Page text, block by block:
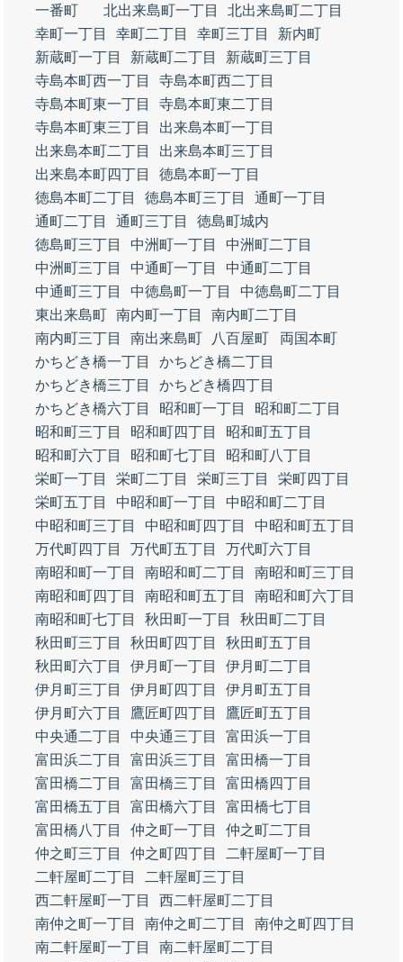
一番町 北出来島町一丁目
北出来島町二丁目
幸町一丁目
幸町二丁目 幸町三丁目
新内町
新蔵町一丁目
新蔵町二丁目
新蔵町三丁目
寺島本町西一丁目
寺島本町西二丁目
寺島本町東一丁目
寺島本町東二丁目
寺島本町東三丁目
出来島本町一丁目
出来島本町二丁目
出来島本町三丁目
出来島本町四丁目
徳島本町一丁目
徳島本町二丁目
徳島本町三丁目
通町一丁目
通町二丁目
通町三丁目
徳島町城内
徳島町三丁目
中洲町一丁目
中洲町二丁目
中洲町三丁目
中通町一丁目
中通町二丁目
中通町三丁目
中徳島町一丁目
中徳島町二丁目
東出来島町 南内町一丁目
南内町二丁目
南内町三丁目
南出来島町 八百屋町
両国本町
かちどき橋一丁目
かちどき橋二丁目
かちどき橋三丁目
かちどき橋四丁目
かちどき橋六丁目
昭和町一丁目
昭和町二丁目
昭和町三丁目
昭和町四丁目
昭和町五丁目
昭和町六丁目
昭和町七丁目
昭和町八丁目
栄町一丁目
栄町二丁目 栄町三丁目
栄町四丁目
栄町五丁目
中昭和町一丁目
中昭和町二丁目
中昭和町三丁目
中昭和町四丁目
中昭和町五丁目
万代町四丁目
万代町五丁目
万代町六丁目
南昭和町一丁目
南昭和町二丁目
南昭和町三丁目
南昭和町四丁目
南昭和町五丁目
南昭和町六丁目
南昭和町七丁目
秋田町一丁目
秋田町二丁目
秋田町三丁目
秋田町四丁目
秋田町五丁目
秋田町六丁目
伊月町一丁目
伊月町二丁目
伊月町三丁目
伊月町四丁目
伊月町五丁目
伊月町六丁目
鷹匠町四丁目
鷹匠町五丁目
中央通二丁目
中央通三丁目
富田浜一丁目
富田浜二丁目
富田浜三丁目
富田橋一丁目
富田橋二丁目
富田橋三丁目
富田橋四丁目
富田橋五丁目
富田橋六丁目
富田橋七丁目
富田橋八丁目
仲之町一丁目
仲之町二丁目
仲之町三丁目
仲之町四丁目
二軒屋町一丁目
二軒屋町二丁目
二軒屋町三丁目
西二軒屋町一丁目
西二軒屋町二丁目
南仲之町一丁目
南仲之町二丁目
南仲之町四丁目
南二軒屋町一丁目
南二軒屋町二丁目